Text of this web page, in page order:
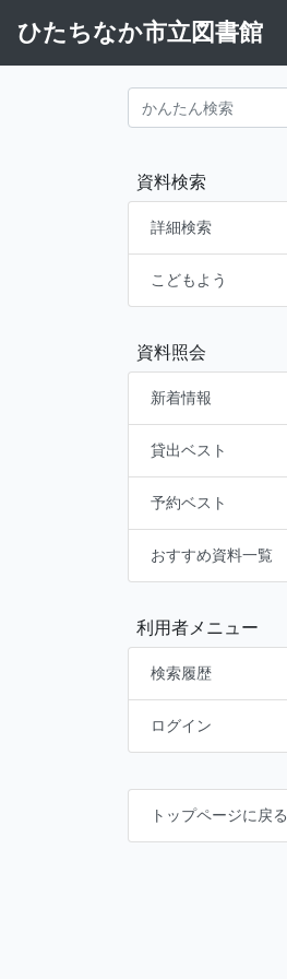
ひたちなか市立図書館
資料検索
詳細検索
こどもよう
資料照会
新着情報
貸出ベスト
予約ベスト
おすすめ資料一覧
利用者メニュー
検索履歴
ログイン
トップページに戻る